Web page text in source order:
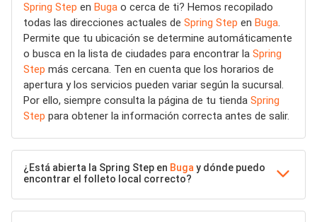
Spring Step en Buga o cerca de ti? Hemos recopilado
todas las direcciones actuales de Spring Step en Buga.
Permite que tu ubicación se determine automáticamente
o busca en la lista de ciudades para encontrar la Spring
Step más cercana. Ten en cuenta que los horarios de
apertura y los servicios pueden variar según la sucursal.
Por ello, siempre consulta la página de tu tienda Spring
Step para obtener la información correcta antes de salir.
¿Está abierta la Spring Step en Buga y dónde puedo
encontrar el folleto local correcto?